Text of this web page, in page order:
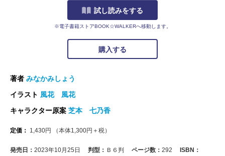
試し読みをする
※電子書籍ストアBOOK☆WALKERへ移動します。
購入する
著者 みなかみしょう
イラスト 風花 風花
キャラクター原案 芝本 七乃香
定価： 1,430円 （本体1,300円＋税）
発売日： 2023年10月25日 判型： Ｂ６判 ページ数： 292
ISBN：